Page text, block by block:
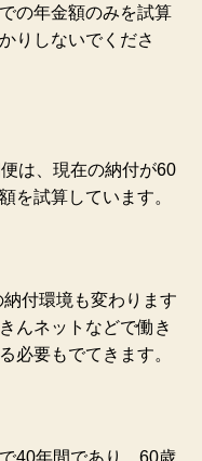
の年金額のみを試算
りしないでくださ
は、現在の納付が60
を試算しています。
付環境も変わります
んネットなどで働き
必要もでてきます。
40年間であり、60歳